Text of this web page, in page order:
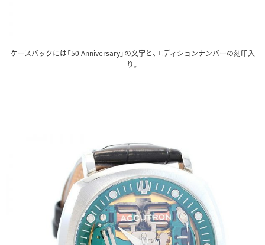
ケースバックには「50 Anniversary」の文字と、エディションナンバーの刻印入
り。